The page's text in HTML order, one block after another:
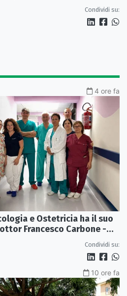
Condividi su:
4 ore fa
e Ostetricia ha il suo
Francesco Carbone -
Condividi su:
10 ore fa